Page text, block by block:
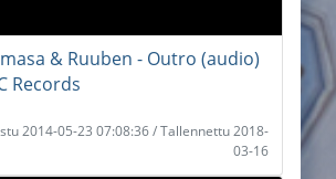
& Ruuben - Outro (audio)
Records
2014-05-23 07:08:36 / Tallennettu 2018-
03-16